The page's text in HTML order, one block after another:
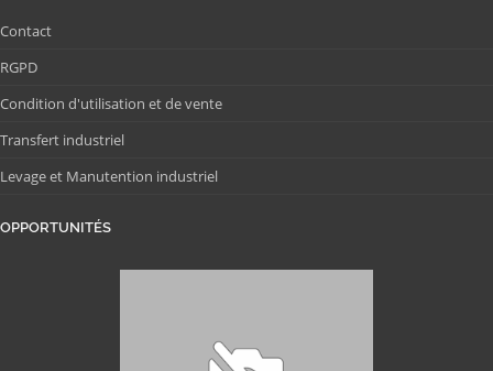
Contact
RGPD
Condition d'utilisation et de vente
Transfert industriel
Levage et Manutention industriel
OPPORTUNITÉS